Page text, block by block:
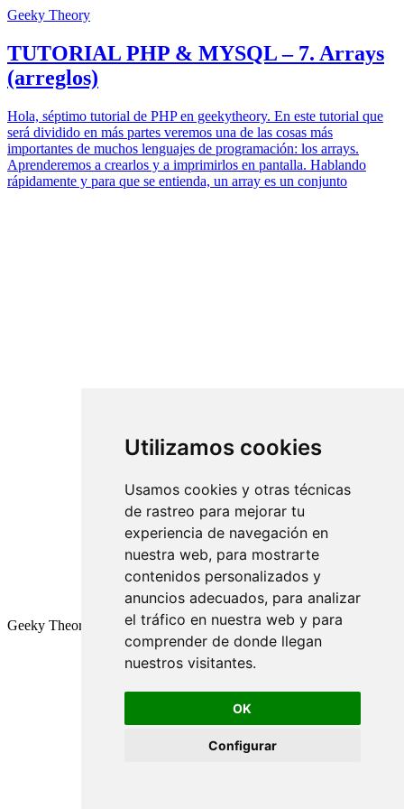
Utilizamos cookies
Usamos cookies y otras técnicas
de rastreo para mejorar tu
experiencia de navegación en
nuestra web, para mostrarte
contenidos personalizados y
anuncios adecuados, para analizar
el tráfico en nuestra web y para
comprender de donde llegan
nuestros visitantes.
OK
Configurar
Geeky Theory
TUTORIAL PHP & MYSQL – 7. Arrays
(arreglos)
Hola, séptimo tutorial de PHP en geekytheory. En este tutorial que
será dividido en más partes veremos una de las cosas más
importantes de muchos lenguajes de programación: los arrays.
Aprenderemos a crearlos y a imprimirlos en pantalla. Hablando
rápidamente y para que se entienda, un array es un conjunto
Geeky Theory © 2026